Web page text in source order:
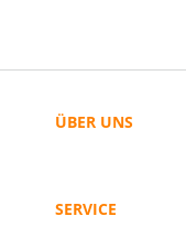
ÜBER UNS
SERVICE